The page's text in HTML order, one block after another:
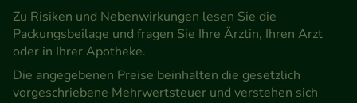
Informationen über die Art und Weise der Nutzung
unserer Website sammeln, mit deren Hilfe wir
unsere Website weiter für Sie optimieren können,
den Inhalt auf unserer Website aber auch die
Werbung auf Drittseiten möglichst relevant für Sie
Zu Risiken und Nebenwirkungen lesen Sie die
Packungsbeilage und fragen Sie Ihre Ärztin, Ihren Arzt
oder in Ihrer Apotheke.
Die angegebenen Preise beinhalten die gesetzlich
vorgeschriebene Mehrwertsteuer und verstehen sich